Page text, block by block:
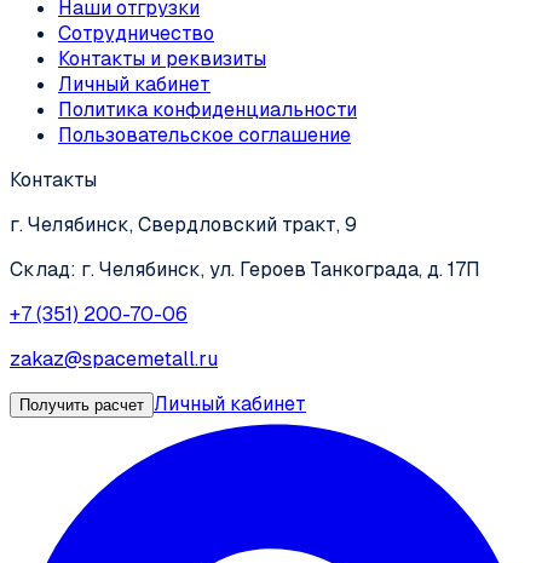
Наши отгрузки
Сотрудничество
Контакты и реквизиты
Личный кабинет
Политика конфиденциальности
Пользовательское соглашение
Контакты
г. Челябинск, Свердловский тракт, 9
Склад: г. Челябинск, ул. Героев Танкограда, д. 17П
+7 (351) 200-70-06
zakaz@spacemetall.ru
Получить расчет Личный кабинет